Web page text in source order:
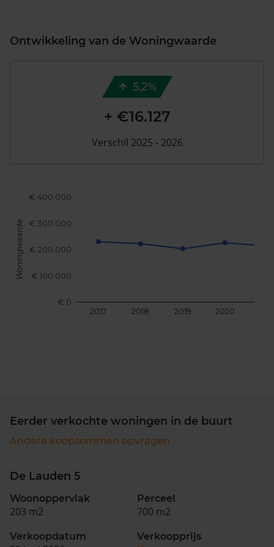
Ontwikkeling van de Woningwaarde
2017 2018 2019 2020
€ 0
€ 100.000
€ 200.000
€ 300.000
€ 400.000
Woningwaarde
5,2%
+ €16.127
Verschil 2025 - 2026
Eerder verkochte woningen in de buurt
Andere koopsommen opvragen
De Lauden 5
Woonoppervlak
203 m2
Perceel
700 m2
Verkoopdatum
Verkoopprijs